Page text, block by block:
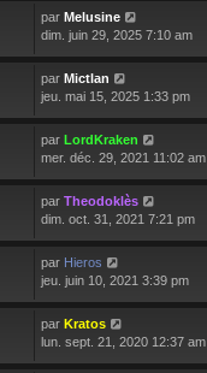
par Melusine
dim. juin 29, 2025 7:10 am
par Mictlan
jeu. mai 15, 2025 1:33 pm
par LordKraken
mer. déc. 29, 2021 11:02 am
par Theodoklès
dim. oct. 31, 2021 7:21 pm
par Hieros
jeu. juin 10, 2021 3:39 pm
par Kratos
lun. sept. 21, 2020 12:37 am